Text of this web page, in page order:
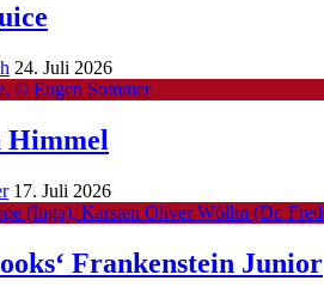
24. Juli 2026
Himmel
17. Juli 2026
Frankenstein Junior